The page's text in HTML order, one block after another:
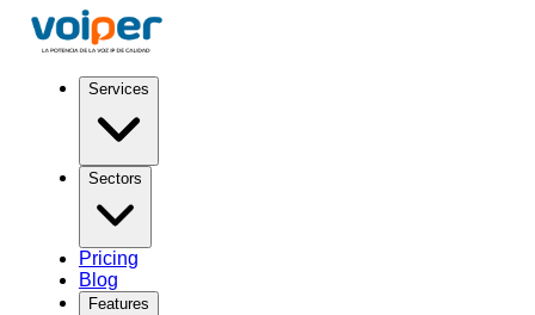
Services
Sectors
Pricing
Blog
Features